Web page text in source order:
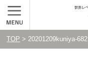
TOP > 20201209kuniya-682